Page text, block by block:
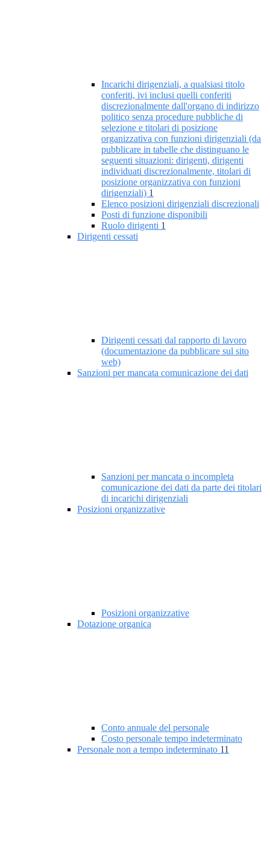
Incarichi dirigenziali, a qualsiasi titolo
conferiti, ivi inclusi quelli conferiti
discrezionalmente dall'organo di indirizzo
politico senza procedure pubbliche di
selezione e titolari di posizione
organizzativa con funzioni dirigenziali (da
pubblicare in tabelle che distinguano le
seguenti situazioni: dirigenti, dirigenti
individuati discrezionalmente, titolari di
posizione organizzativa con funzioni
dirigenziali) 1
Elenco posizioni dirigenziali discrezionali
Posti di funzione disponibili
Ruolo dirigenti 1
Dirigenti cessati
Dirigenti cessati dal rapporto di lavoro
(documentazione da pubblicare sul sito
web)
Sanzioni per mancata comunicazione dei dati
Sanzioni per mancata o incompleta
comunicazione dei dati da parte dei titolari
di incarichi dirigenziali
Posizioni organizzative
Posizioni organizzative
Dotazione organica
Conto annuale del personale
Costo personale tempo indeterminato
Personale non a tempo indeterminato 11